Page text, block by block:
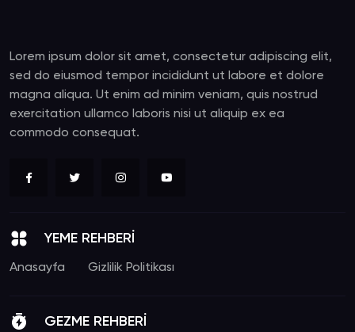
Lorem ipsum dolor sit amet, consectetur adipiscing elit,
sed do eiusmod tempor incididunt ut labore et dolore
magna aliqua. Ut enim ad minim veniam, quis nostrud
exercitation ullamco laboris nisi ut aliquip ex ea
commodo consequat.
YEME REHBERİ
Anasayfa Gizlilik Politikası
GEZME REHBERİ